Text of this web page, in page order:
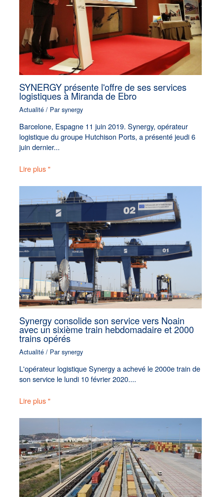
SYNERGY présente l'offre de ses services
logistiques à Miranda de Ebro
Actualité / Parsynergy
Barcelone, Espagne 11 juin 2019. Synergy, opérateur
logistique du groupe Hutchison Ports, a présenté jeudi 6
juin dernier...
Lire plus "
Synergy consolide son service vers Noain
avec un sixième train hebdomadaire et 2000
trains opérés
Actualité / Parsynergy
L'opérateur logistique Synergy a achevé le 2000e train de
son service le lundi 10 février 2020....
Lire plus "